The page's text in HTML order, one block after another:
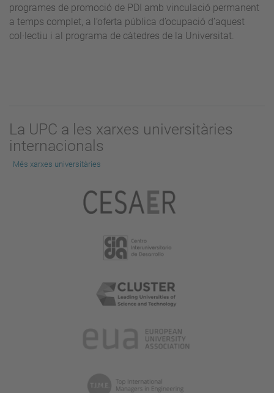
programes de promoció de PDI amb vinculació permanent
a temps complet, a l’oferta pública d’ocupació d’aquest
col·lectiu i al programa de càtedres de la Universitat.
La UPC a les xarxes universitàries
internacionals
Més xarxes universitàries